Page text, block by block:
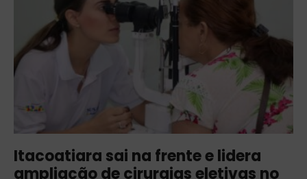
Itacoatiara sai na frente e lidera
ampliação de cirurgias eletivas no